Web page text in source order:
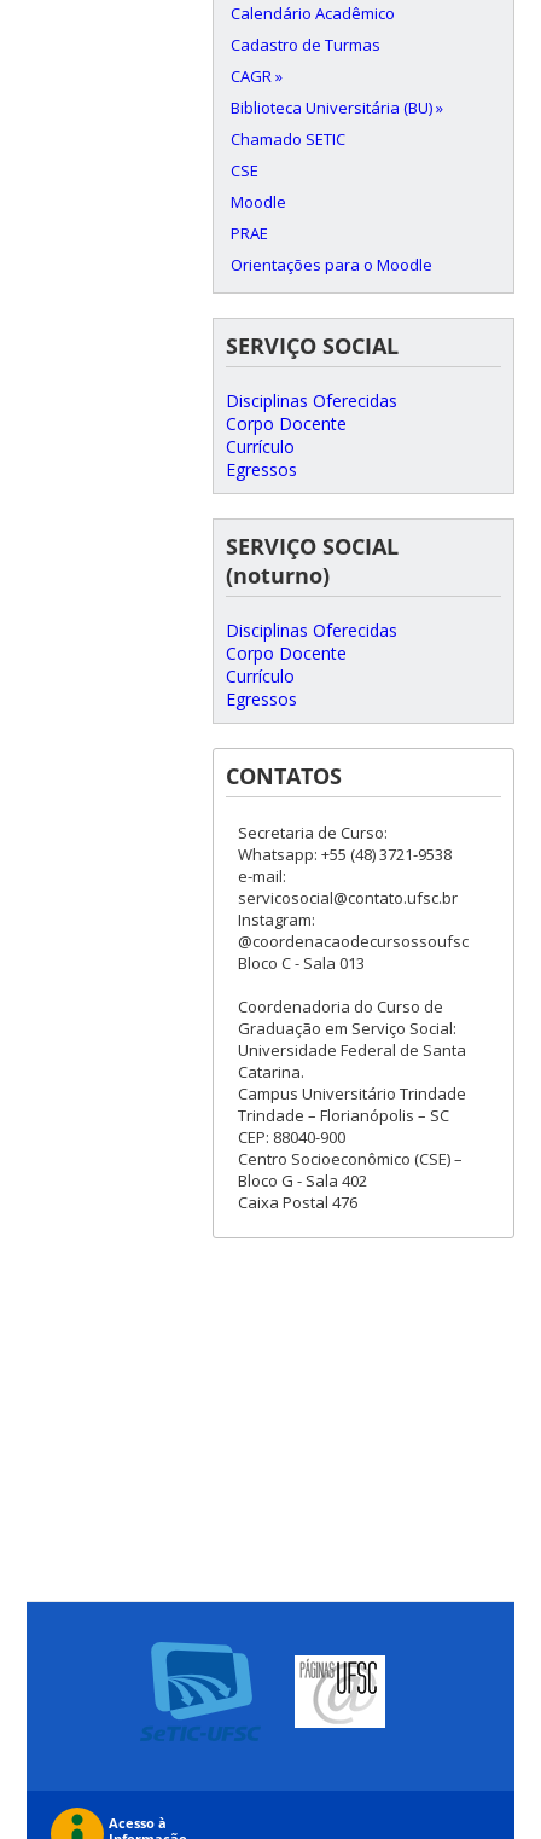
Calendário Acadêmico
Cadastro de Turmas
CAGR »
Biblioteca Universitária (BU) »
Chamado SETIC
CSE
Moodle
PRAE
Orientações para o Moodle
SERVIÇO SOCIAL
Disciplinas Oferecidas
Corpo Docente
Currículo
Egressos
SERVIÇO SOCIAL
(noturno)
Disciplinas Oferecidas
Corpo Docente
Currículo
Egressos
CONTATOS
Secretaria de Curso:
Whatsapp: +55 (48) 3721-9538
e-mail:
servicosocial@contato.ufsc.br
Instagram:
@coordenacaodecursossoufsc
Bloco C - Sala 013
Coordenadoria do Curso de
Graduação em Serviço Social:
Universidade Federal de Santa
Catarina.
Campus Universitário Trindade
Trindade – Florianópolis – SC
CEP: 88040-900
Centro Socioeconômico (CSE) –
Bloco G - Sala 402
Caixa Postal 476